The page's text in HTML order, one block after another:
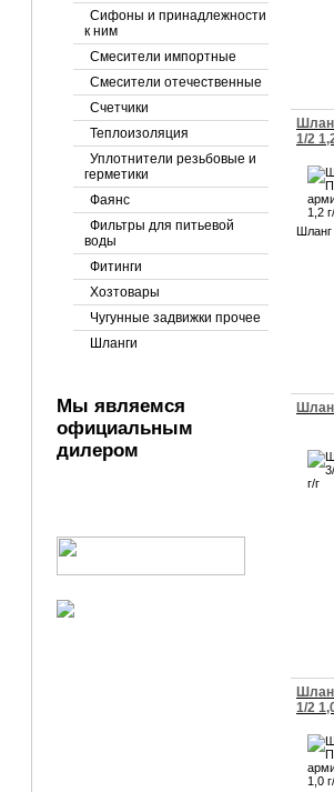
Сифоны и принадлежности
к ним
Смесители импортные
Смесители отечественные
Счетчики
Теплоизоляция
Уплотнители резьбовые и
герметики
Фаянс
Фильтры для питьевой
воды
Фитинги
Хозтовары
Чугунные задвижки прочее
Шланги
Мы являемся
официальным
дилером
1/2
Шланг
1/2